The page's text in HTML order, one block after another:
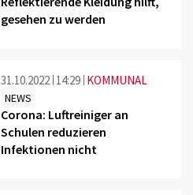
gesehen zu werden
31.10.2022 14:29 KOMMUNAL
NEWS
Corona: Luftreiniger an
Schulen reduzieren
Infektionen nicht